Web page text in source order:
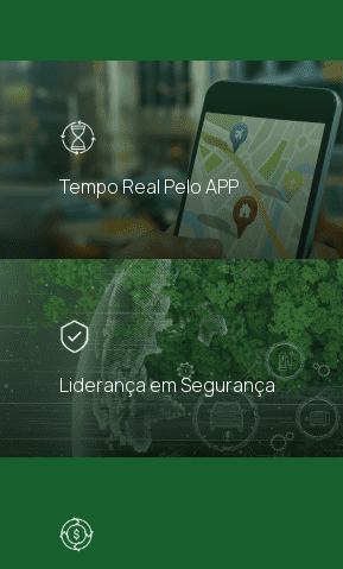
Tempo Real Pelo APP
Liderança em Segurança